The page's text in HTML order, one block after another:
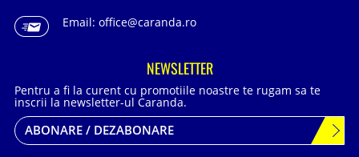
Email: office@caranda.ro
NEWSLETTER
Pentru a fi la curent cu promotiile noastre te rugam sa te
inscrii la newsletter-ul Caranda.
ABONARE / DEZABONARE